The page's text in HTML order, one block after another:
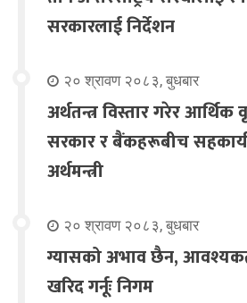
सरकारलाई निर्देशन
२० श्रावण २०८३, बुधबार
अर्थतन्त्र विस्तार गरेर आर्थिक
सरकार र बैंकहरूबीच सहकार्य
अर्थमन्त्री
२० श्रावण २०८३, बुधबार
ग्यासको अभाव छैन,
खरिद गर्नूः निगम